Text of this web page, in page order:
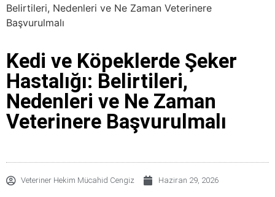
Belirtileri, Nedenleri ve Ne Zaman Veterinere
Başvurulmalı
Kedi ve Köpeklerde Şeker
Hastalığı: Belirtileri,
Nedenleri ve Ne Zaman
Veterinere Başvurulmalı
Veteriner Hekim Mücahid Cengiz Haziran 29, 2026